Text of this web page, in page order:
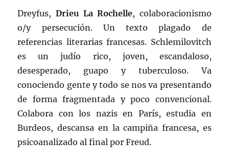
Dreyfus, Drieu La Rochelle, colaboracionismo
o/y persecución. Un texto plagado de
referencias literarias francesas. Schlemilovitch
es un judío rico, joven, escandaloso,
desesperado, guapo y tuberculoso. Va
conociendo gente y todo se nos va presentando
de forma fragmentada y poco convencional.
Colabora con los nazis en París, estudia en
Burdeos, descansa en la campiña francesa, es
psicoanalizado al final por Freud.